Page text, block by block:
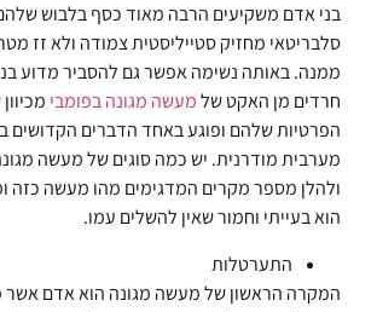
בני אדם משקיעים הרבה מאוד כסף בלבוש
סלבריטאי מחזיק סטייליסטית צמודה ולא זז
ממנה. באותה נשימה אפשר גם להסביר מדוע
חרדים מן האקט שלמעשה מגונה בפומבי
הפרטיות שלהם ופוגע באחד הדברים הקדושים
מערבית מודרנית. יש כמה סוגים של מעשה
ולהלן מספר מקרים המדגימים מהו מעשה כזה
הוא בעייתי וחמור שאין להשלים עמו.
התערטלות
המקרה הראשון של מעשה מגונה הוא אדם